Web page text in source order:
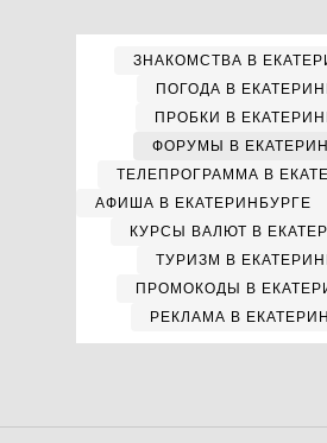
ЗНАКОМСТВА В
ПОГОДА В
ПРОБКИ В
ФОРУМЫ В
ТЕЛЕПРОГРАММА В
АФИША В ЕКАТЕРИНБУРГЕ
КУРСЫ ВАЛЮТ В
ТУРИЗМ В
ПРОМОКОДЫ В
РЕКЛАМА В